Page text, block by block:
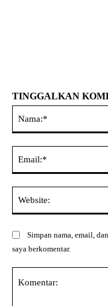
TINGGALKAN
Simpan nama, email,
saya berkomentar.